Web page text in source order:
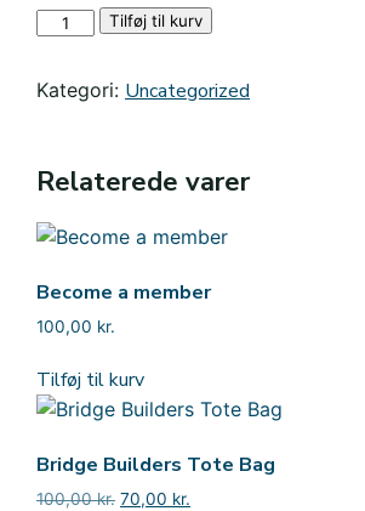
Make
donation
Tilføj til kurv
Kategori: Uncategorized
Relaterede varer
Become a member
100,00 kr.
Tilføj til kurv
Bridge Builders Tote Bag
100,00kr. Den
70,00 kr.